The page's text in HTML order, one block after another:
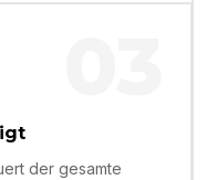
der gesamte